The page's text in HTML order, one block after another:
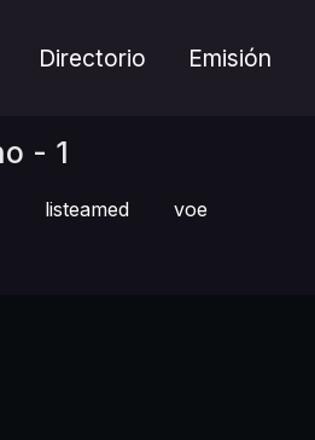
Directorio Emisión
- 1
listeamed voe